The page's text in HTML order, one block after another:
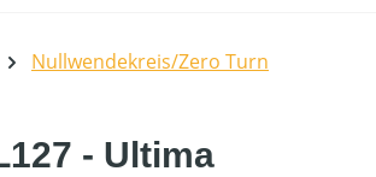
Nullwendekreis/Zero Turn
- Ultima